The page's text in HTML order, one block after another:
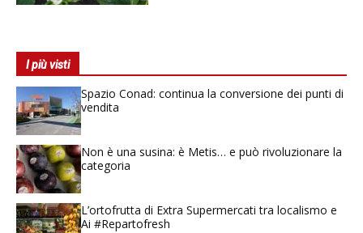
I più visti
Spazio Conad: continua la conversione dei punti di
vendita
Non è una susina: è Metis… e può rivoluzionare la
categoria
L’ortofrutta di Extra Supermercati tra localismo e
Ai #Repartofresh